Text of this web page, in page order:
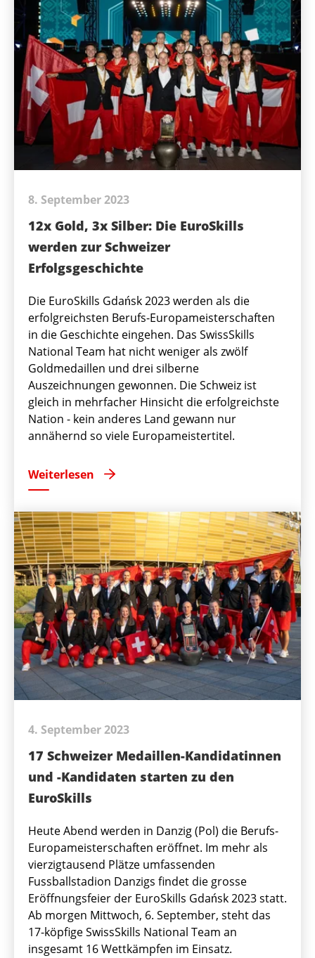
8. September 2023
12x Gold, 3x Silber: Die EuroSkills
werden zur Schweizer
Erfolgsgeschichte
Die EuroSkills Gdańsk 2023 werden als die
erfolgreichsten Berufs-Europameisterschaften
in die Geschichte eingehen. Das SwissSkills
National Team hat nicht weniger als zwölf
Goldmedaillen und drei silberne
Auszeichnungen gewonnen. Die Schweiz ist
gleich in mehrfacher Hinsicht die erfolgreichste
Nation - kein anderes Land gewann nur
annähernd so viele Europameistertitel.
Weiterlesen
4. September 2023
17 Schweizer Medaillen-Kandidatinnen
und -Kandidaten starten zu den
EuroSkills
Heute Abend werden in Danzig (Pol) die Berufs-
Europameisterschaften eröffnet. Im mehr als
vierzigtausend Plätze umfassenden
Fussballstadion Danzigs findet die grosse
Eröffnungsfeier der EuroSkills Gdańsk 2023 statt.
Ab morgen Mittwoch, 6. September, steht das
17-köpfige SwissSkills National Team an
insgesamt 16 Wettkämpfen im Einsatz.